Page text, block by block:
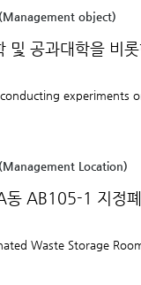
(Management object)
및 공과대학을 비
experiments
(Management Location)
동 AB105-1 지정
Waste Storage